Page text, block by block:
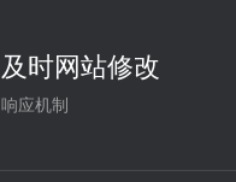
及时网站修改
响应机制